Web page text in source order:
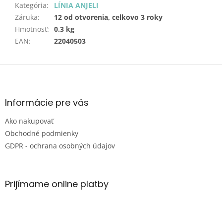
Kategória:
LÍNIA ANJELI
Záruka:
12 od otvorenia, celkovo 3 roky
Hmotnosť: 0.3 kg
EAN: 22040503
Z
ä
e
Informácie pre vás
Ako nakupovať
Obchodné podmienky
GDPR - ochrana osobných údajov
Prijímame online platby